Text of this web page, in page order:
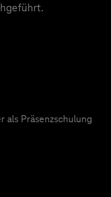
als Präsenzschulung